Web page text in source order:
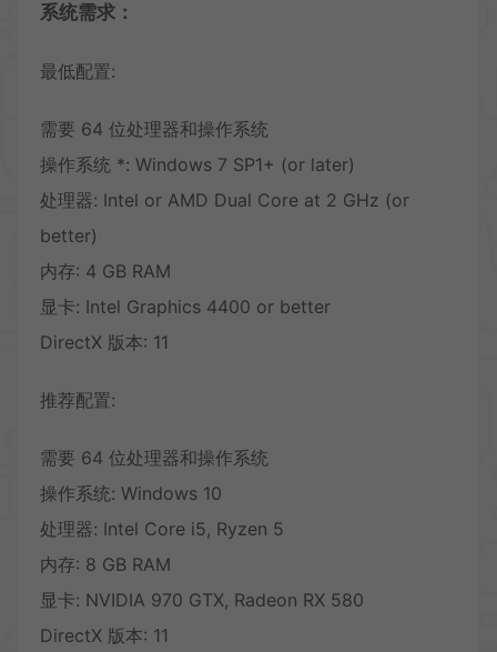
系统需求：
最低配置:
需要 64 位处理器和操作系统
操作系统 *: Windows 7 SP1+ (or later)
处理器: Intel or AMD Dual Core at 2 GHz (or
better)
内存: 4 GB RAM
显卡: Intel Graphics 4400 or better
DirectX 版本: 11
推荐配置:
需要 64 位处理器和操作系统
操作系统: Windows 10
处理器: Intel Core i5, Ryzen 5
内存: 8 GB RAM
显卡: NVIDIA 970 GTX, Radeon RX 580
DirectX 版本: 11